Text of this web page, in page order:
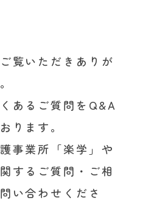
覧いただきありが
あるご質問をQ&A
ります。
事業所「楽学」や
するご質問・ご相
い合わせくださ